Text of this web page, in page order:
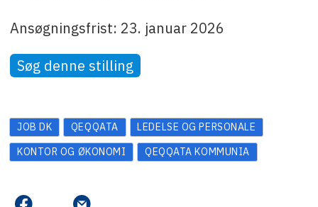
Ansøgningsfrist: 23. januar 2026
Søg denne stilling
JOB DK QEQQATA
LEDELSE OG PERSONALE
KONTOR OG ØKONOMI
QEQQATA KOMMUNIA